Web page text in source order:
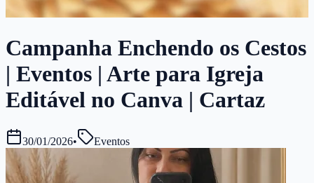
Campanha Enchendo os Cestos
| Eventos | Arte para Igreja
Editável no Canva | Cartaz
30/01/2026• Eventos